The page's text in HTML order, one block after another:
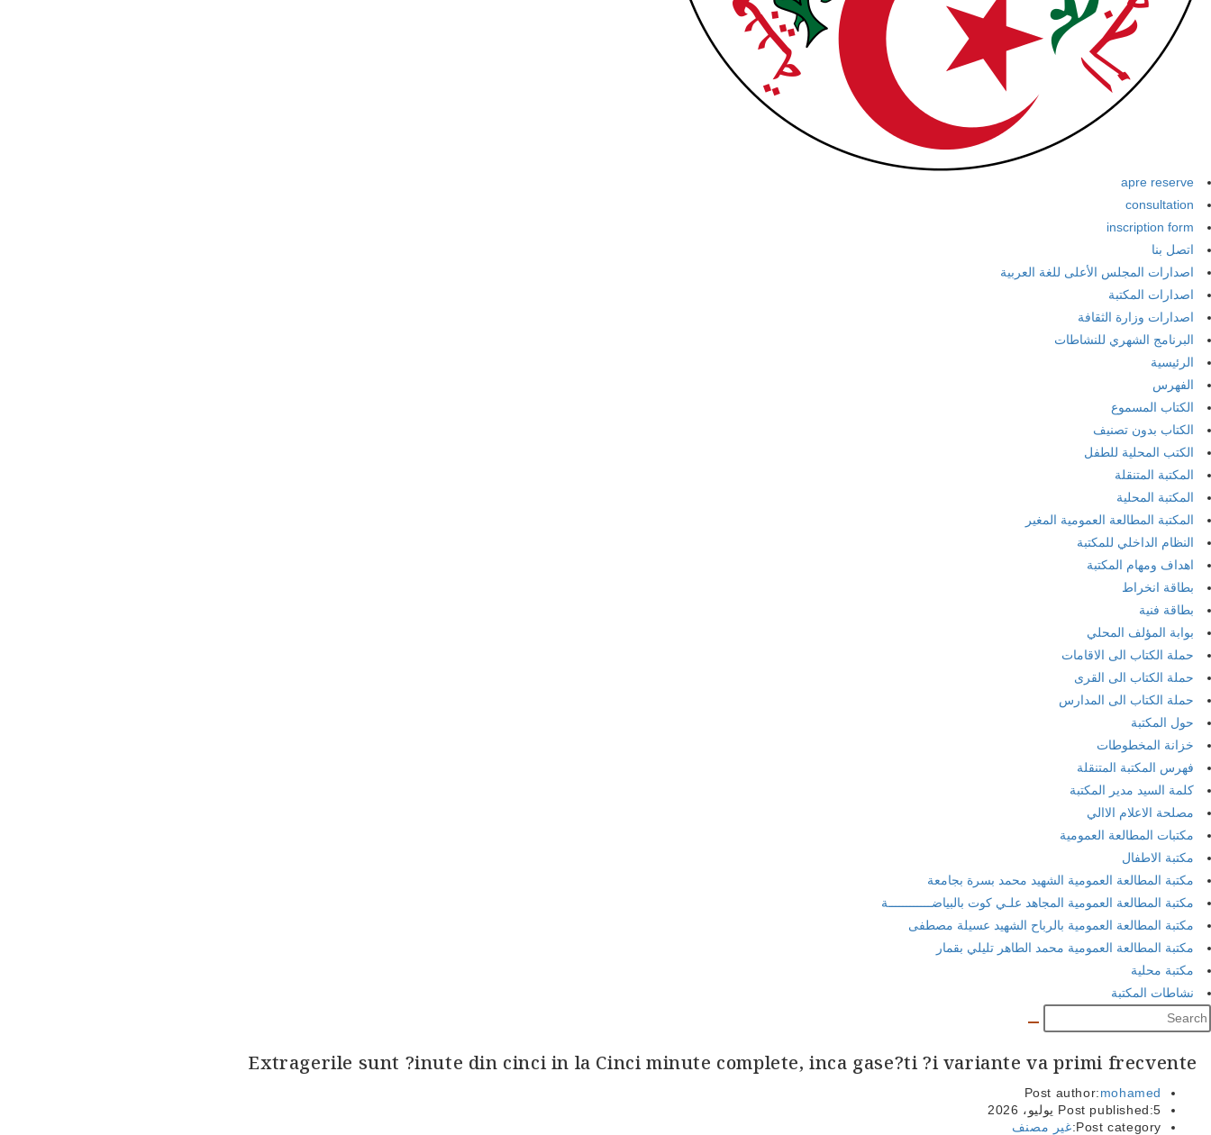
apre reserve
consultation
inscription form
اتصل بنا
اصدارات المجلس الأعلى للغة العربية
اصدارات المكتبة
اصدارات وزارة الثقافة
البرنامج الشهري للنشاطات
الرئيسية
الفهرس
الكتاب المسموع
الكتاب بدون تصنيف
الكتب المحلية للطفل
المكتبة المتنقلة
المكتبة المحلية
المكتبة المطالعة العمومية المغير
النظام الداخلي للمكتبة
اهداف ومهام المكتبة
بطاقة انخراط
بطاقة فنية
بوابة المؤلف المحلي
حملة الكتاب الى الاقامات
حملة الكتاب الى القرى
حملة الكتاب الى المدارس
حول المكتبة
خزانة المخطوطات
فهرس المكتبة المتنقلة
كلمة السيد مدير المكتبة
مصلحة الاعلام الاالي
مكتبات المطالعة العمومية
مكتبة الاطفال
مكتبة المطالعة العمومية الشهيد محمد بسرة بجامعة
مكتبة المطالعة العمومية المجاهد علـي كوت بالبياضــــــــــــة
مكتبة المطالعة العمومية بالرباح الشهيد عسيلة مصطفى
مكتبة المطالعة العمومية محمد الطاهر تليلي بقمار
مكتبة محلية
نشاطات المكتبة
Extragerile sunt ?inute din cinci in la Cinci minute complete, inca gase?ti ?i variante va primi frecvente
Post author:mohamed
Post published:5 يوليو، 2026
Post category: غير مصنف